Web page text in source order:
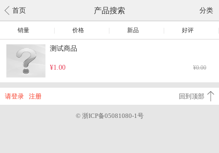
首页 产品搜索 分类
销量 价格 新品 好评
测试商品
¥1.00 ¥0.00
请登录 注册 回到顶部
© 浙ICP备05081080-1号